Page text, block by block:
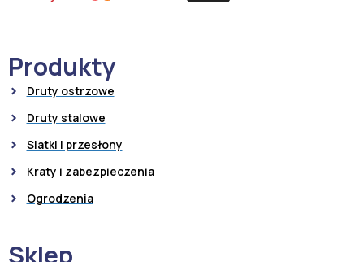
Produkty
Druty ostrzowe
Druty stalowe
Siatki i przesłony
Kraty i zabezpieczenia
Ogrodzenia
Sklep